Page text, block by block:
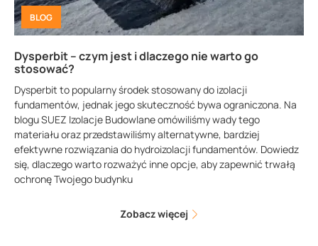
BLOG
Dysperbit – czym jest i dlaczego nie warto go
stosować?
Dysperbit to popularny środek stosowany do izolacji
fundamentów, jednak jego skuteczność bywa ograniczona. Na
blogu SUEZ Izolacje Budowlane omówiliśmy wady tego
materiału oraz przedstawiliśmy alternatywne, bardziej
efektywne rozwiązania do hydroizolacji fundamentów. Dowiedz
się, dlaczego warto rozważyć inne opcje, aby zapewnić trwałą
ochronę Twojego budynku
Zobacz więcej